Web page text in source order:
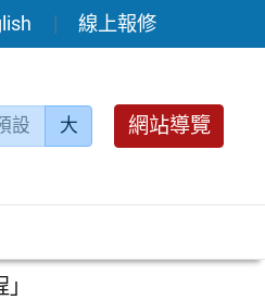
線上報修
設 大 網站導覽